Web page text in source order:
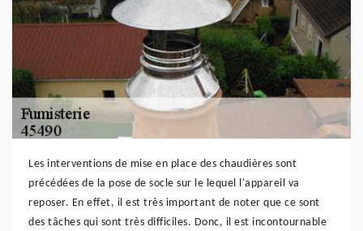
Les interventions de mise en place des chaudières sont
précédées de la pose de socle sur le lequel l'appareil va
reposer. En effet, il est très important de noter que ce sont
des tâches qui sont très difficiles. Donc, il est incontournable